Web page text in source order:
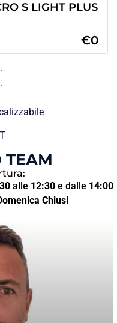
S LIGHT PLUS
€0
TEAM
alle 12:30 e dalle 14:00
Chiusi